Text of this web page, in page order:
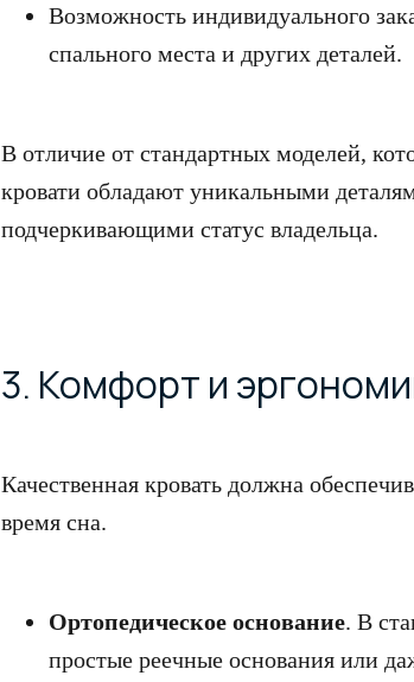
Возможность индивидуального
спального места и других деталей.
В отличие от стандартных моделей,
кровати обладают уникальными
подчеркивающими статус владельца.
3. Комфорт и
Качественная кровать должна
время сна.
Ортопедическое основание. В
простые реечные основания или